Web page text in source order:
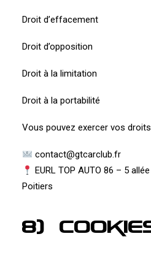
Droit d’effacement
Droit d’opposition
Droit à la limitation
Droit à la portabilité
Vous pouvez exercer vos
contact@gtcarclub.fr
EURL TOP AUTO 86 – 5
Poitiers
8)